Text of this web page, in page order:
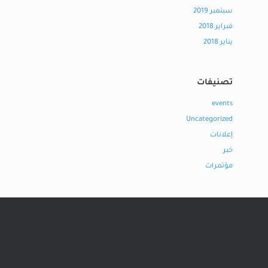
سبتمبر 2019
فبراير 2018
يناير 2018
تصنيفات
events
Uncategorized
إعلانات
خبر
مؤتمرات